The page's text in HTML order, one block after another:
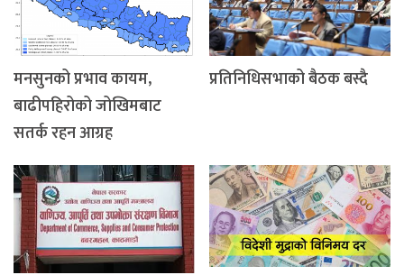
मनसुनको प्रभाव कायम,
बाढीपहिरोको जोखिमबाट
सतर्क रहन आग्रह
प्रतिनिधिसभाको बैठक बस्दै